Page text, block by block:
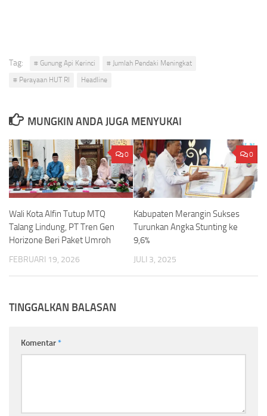
Tag: # Gunung Api Kerinci
# Jumlah Pendaki Meningkat
# Perayaan HUT RI
Headline
MUNGKIN ANDA JUGA MENYUKAI
0
Wali Kota Alfin Tutup MTQ
Talang Lindung, PT Tren Gen
Horizone Beri Paket Umroh
FEBRUARI 19, 2026
0
Kabupaten Merangin Sukses
Turunkan Angka Stunting ke
9,6%
JULI 3, 2025
TINGGALKAN BALASAN
Komentar*